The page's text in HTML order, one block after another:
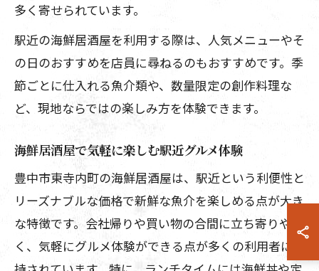
多く寄せられています。
駅近の海鮮居酒屋を利用する際は、人気メニューやそ
の日のおすすめを店員に尋ねるのもおすすめです。季
節ごとに仕入れる魚介類や、数量限定の創作料理な
ど、現地ならではの楽しみ方を体験できます。
海鮮居酒屋で気軽に楽しむ駅近グルメ体験
豊中市東寺内町の海鮮居酒屋は、駅近という利便性と
リーズナブルな価格で新鮮な魚介を楽しめる点が大き
な特徴です。会社帰りや買い物の合間に立ち寄りやす
く、気軽にグルメ体験ができる点が多くの利用者に支